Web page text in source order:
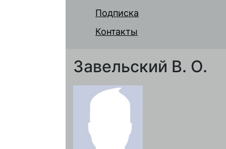
Подписка
Контакты
Завельский В. О.